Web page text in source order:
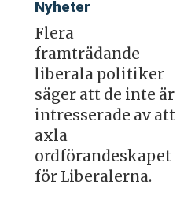
Nyheter
Flera
framträdande
liberala politiker
säger att de inte är
intresserade av att
axla
ordförandeskapet
för Liberalerna.